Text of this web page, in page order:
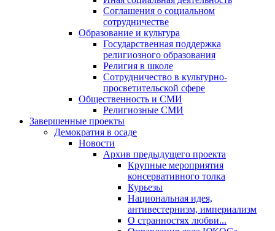
Соглашения о социальном
сотрудничестве
Образование и культура
Государственная поддержка
религиозного образования
Религия в школе
Сотрудничество в культурно-
просветительской сфере
Общественность и СМИ
Религиозные СМИ
Завершенные проекты
Демократия в осаде
Новости
Архив предыдущего проекта
Крупные мероприятия
консервативного толка
Курьезы
Национальная идея,
антивестернизм, империализм
О странностях любви...